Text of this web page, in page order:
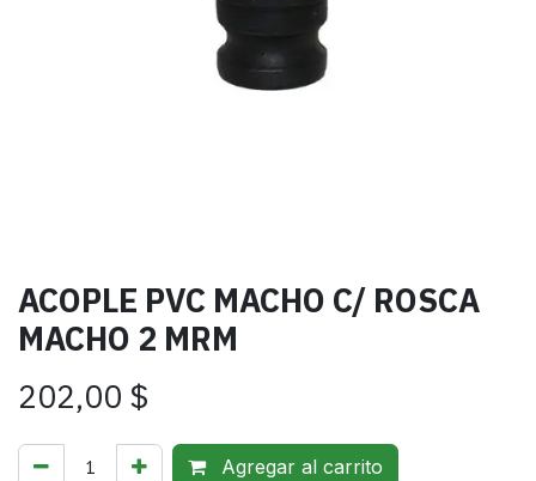
ACOPLE PVC MACHO C/ ROSCA
MACHO 2 MRM
202,00 $
Agregar al carrito